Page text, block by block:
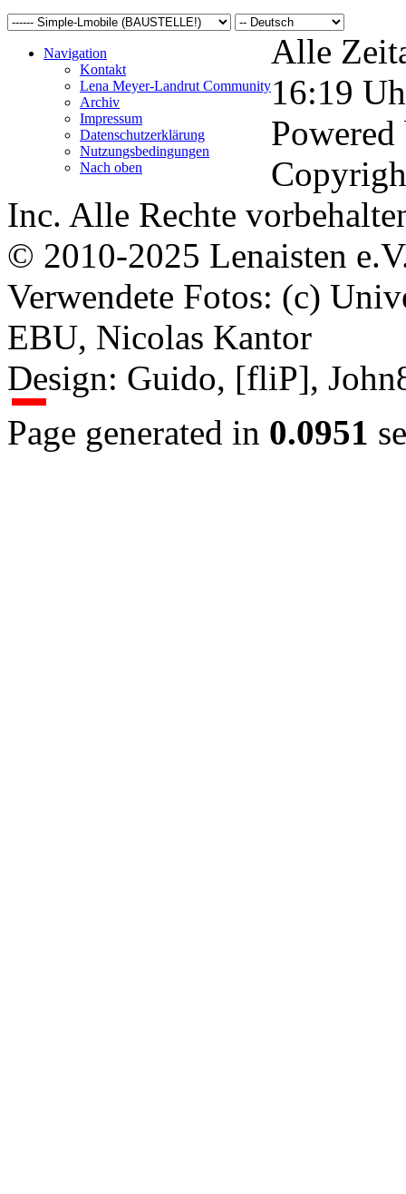
Navigation
Kontakt
Lena Meyer-Landrut Community
Archiv
Impressum
Datenschutzerklärung
Nutzungsbedingungen
Nach oben
Alle
16:19
Inc. Alle Rechte
© 2010-2025 Lenaisten
Verwendete Fotos: (c)
EBU, Nicolas Kantor
Design: Guido, [fliP],
Page generated in 0.0951